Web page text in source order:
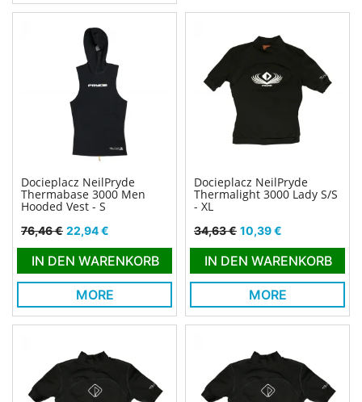
Docieplacz NeilPryde
Thermabase 3000 Men
Hooded Vest - S
Verkaufspreis
76,46 € Preis
22,94 €
IN DEN WARENKORB
MORE
Docieplacz NeilPryde
Thermalight 3000 Lady S/S
- XL
Verkaufspreis
34,63 € Preis
10,39 €
IN DEN WARENKORB
MORE